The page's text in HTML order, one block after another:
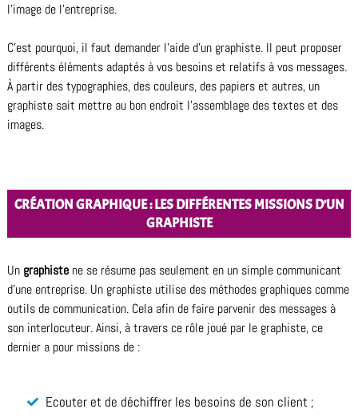
l’image de l’entreprise.
C’est pourquoi, il faut demander l’aide d’un graphiste. Il peut proposer
différents éléments adaptés à vos besoins et relatifs à vos messages.
À partir des typographies, des couleurs, des papiers et autres, un
graphiste sait mettre au bon endroit l’assemblage des textes et des
images.
CRÉATION GRAPHIQUE : LES DIFFÉRENTES MISSIONS D’UN
GRAPHISTE
Un graphiste ne se résume pas seulement en un simple communicant
d’une entreprise. Un graphiste utilise des méthodes graphiques comme
outils de communication. Cela afin de faire parvenir des messages à
son interlocuteur. Ainsi, à travers ce rôle joué par le graphiste, ce
dernier a pour missions de :
Ecouter et de déchiffrer les besoins de son client ;